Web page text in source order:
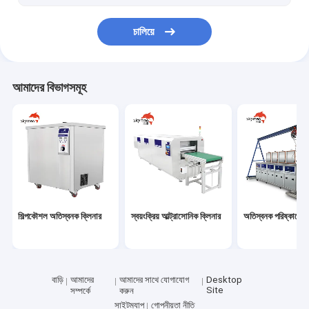
Benchtop আল্ট্রাসনিক ক্লিনারচালিয়ে
আমাদের বিভাগসমূহ
শিল্পকৌশল অতিস্বনক ক্লিনার স্বয়ংক্রিয় আল্ট্রাসোনিক ক্লিনার অতিস্বনক পরিষ্কারের
বাড়ি
আমাদের
সম্পর্কে
আমাদের সাথে যোগাযোগ
করুন
Desktop
Site
সাইটম্যাপ
গোপনীয়তা নীতি